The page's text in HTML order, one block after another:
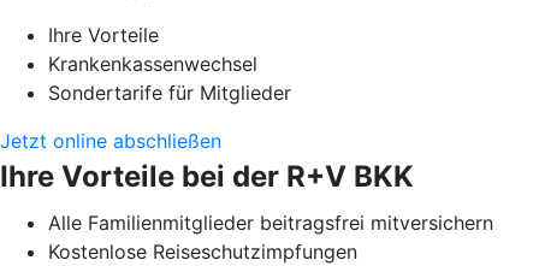
Ihre Vorteile
Krankenkassenwechsel
Sondertarife für Mitglieder
Jetzt online abschließen
Ihre Vorteile bei der R+V BKK
Alle Familienmitglieder beitragsfrei mitversichern
Kostenlose Reiseschutzimpfungen